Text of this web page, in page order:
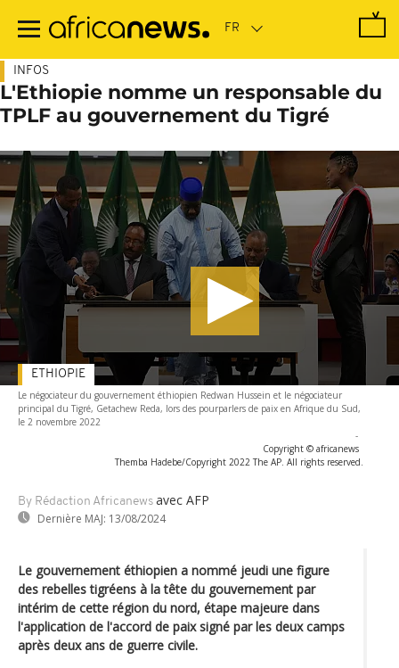
contenu
INFOS
L'Ethiopie nomme un responsable du
TPLF au gouvernement du Tigré
Le négociateur du gouvernement éthiopien Redwan Hussein et le négociateur
principal du Tigré, Getachew Reda, lors des pourparlers de paix en Afrique du Sud,
le 2 novembre 2022
-
Copyright © africanews
Themba Hadebe/Copyright 2022 The AP. All rights reserved.
By Rédaction Africanews avec AFP
Dernière MAJ: 13/08/2024
ETHIOPIE
Le gouvernement éthiopien a nommé jeudi une figure
des rebelles tigréens à la tête du gouvernement par
intérim de cette région du nord, étape majeure dans
l'application de l'accord de paix signé par les deux camps
après deux ans de guerre civile.